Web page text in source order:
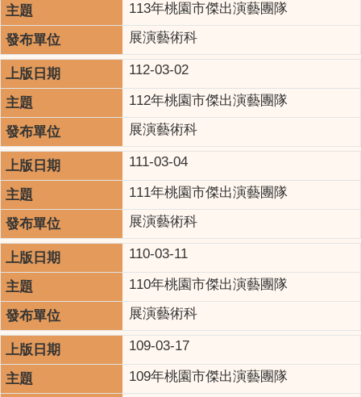
113年桃園市傑出演藝團隊
展演藝術科
112-03-02
112年桃園市傑出演藝團隊
展演藝術科
111-03-04
111年桃園市傑出演藝團隊
展演藝術科
110-03-11
110年桃園市傑出演藝團隊
展演藝術科
109-03-17
109年桃園市傑出演藝團隊